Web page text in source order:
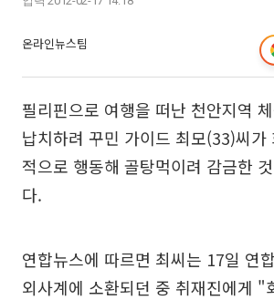
온라인뉴스팀
필리핀으로 여행을 떠난 천안지역
납치하려 꾸민 가이드 최모(33)씨가
적으로 행동해 골탕먹이려 감금한
다.
연합뉴스에 따르면 최씨는 17일 연
외사계에 소환되던 중 취재진에게 "